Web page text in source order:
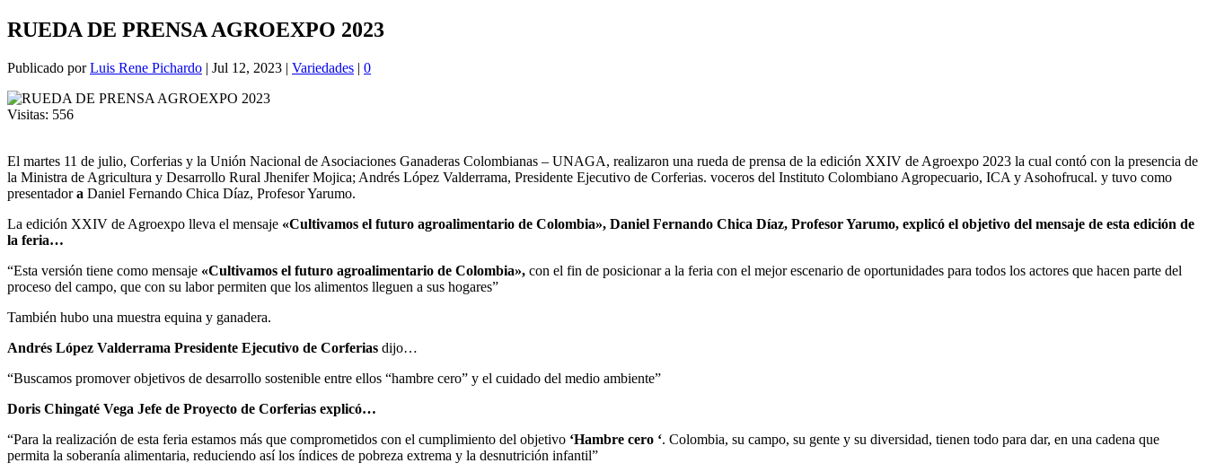
RUEDA DE PRENSA AGROEXPO 2023
Publicado porLuis Rene Pichardo | Jul 12, 2023 | Variedades | 0
Visitas: 556
El martes 11 de julio, Corferias y la Unión Nacional de Asociaciones Ganaderas Colombianas – UNAGA, realizaron una rueda de prensa de la edición XXIV de Agroexpo 2023 la cual contó con la presencia de
la Ministra de Agricultura y Desarrollo Rural Jhenifer Mojica; Andrés López Valderrama, Presidente Ejecutivo de Corferias. voceros del Instituto Colombiano Agropecuario, ICA y Asohofrucal. y tuvo como
presentadora Daniel Fernando Chica Díaz, Profesor Yarumo.
La edición XXIV de Agroexpo lleva el mensaje «Cultivamos el futuro agroalimentario de Colombia», Daniel Fernando Chica Díaz, Profesor Yarumo, explicó el objetivo del mensaje de esta edición de
la feria…
“Esta versión tiene como mensaje «Cultivamos el futuro agroalimentario de Colombia», con el fin de posicionar a la feria con el mejor escenario de oportunidades para todos los actores que hacen parte del
proceso del campo, que con su labor permiten que los alimentos lleguen a sus hogares”
También hubo una muestra equina y ganadera.
Andrés López Valderrama Presidente Ejecutivo de Corferias dijo…
“Buscamos promover objetivos de desarrollo sostenible entre ellos “hambre cero” y el cuidado del medio ambiente”
Doris Chingaté Vega Jefe de Proyecto de Corferias explicó…
“Para la realización de esta feria estamos más que comprometidos con el cumplimiento del objetivo ‘Hambre cero ‘. Colombia, su campo, su gente y su diversidad, tienen todo para dar, en una cadena que
permita la soberanía alimentaria, reduciendo así los índices de pobreza extrema y la desnutrición infantil”